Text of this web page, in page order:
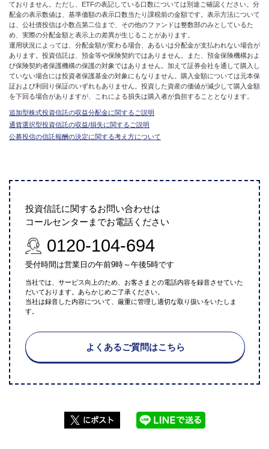
ておりません。ただし、ETFの表記している口数については別途ご確認ください。分
配金の表示数値は、基準価額の表示口数当たり課税前の金額です。表示方法について
は、公社債投信は小数点第二位まで、その他のファンドは整数部のみとしているた
め、実際の分配金額と表示上の差異が生じることがあります。
運用状況によっては、分配金額が変わる場合、あるいは分配金が支払われない場合が
あります。投資信託は、預金等や保険契約ではありません。また、預金保険機構およ
び保険契約者保護機構の保護の対象ではありません。加えて証券会社を通して購入し
ていない場合には投資者保護基金の対象にもなりません。購入金額については元本保
証および利回り保証のいずれもありません。投資した資産の価値が減少して購入金額
を下回る場合がありますが、これによる損失は購入者が負担することとなります。
追加型株式投資信託の収益分配金に関するご説明
通貨選択型投資信託の収益/損失に関するご説明
公募投信の信託報酬の決定に関する考え方について
投資信託に関するお問い合わせは
コールセンターまでお電話ください
0120-104-694
受付時間は営業日の午前9時～午後5時です
当社では、サービス向上のため、お客さまとの電話内容を録音させていた
だいております。あらかじめご了承ください。
当社は録音した内容について、厳重に管理し適切な取り扱いをいたしま
す。
よくあるご質問はこちら